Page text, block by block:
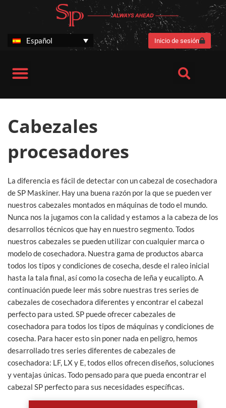
Español
Inicio de sesión
Cabezales
procesadores
La diferencia es fácil de detectar con un cabezal de cosechadora
de SP Maskiner. Hay una buena razón por la que se pueden ver
nuestros cabezales montados en máquinas de todo el mundo.
Nunca nos la jugamos con la calidad y estamos a la cabeza de los
desarrollos técnicos que hay en nuestro segmento. Todos
nuestros cabezales se pueden utilizar con cualquier marca o
modelo de cosechadora. Nuestra gama de productos abarca
todos los tipos y condiciones de cosecha, desde el raleo inicial
hasta la tala final, así como la cosecha de leña y eucalipto. A
continuación puede leer más sobre nuestras tres series de
cabezales de cosechadora diferentes y encontrar el cabezal
perfecto para usted. SP puede ofrecer cabezales de
cosechadora para todos los tipos de máquinas y condiciones de
cosecha. Para hacer esto sin poner nada en peligro, hemos
desarrollado tres series diferentes de cabezales de
cosechadora: LF, LX y E, todos ellos ofrecen diseños, soluciones
y ventajas únicas. Todo pensado para que pueda encontrar el
cabezal SP perfecto para sus necesidades específicas.